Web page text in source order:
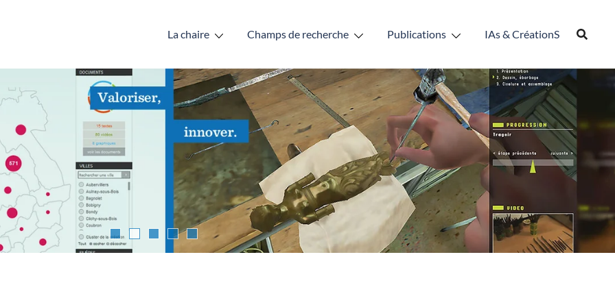
La chaire Champs de recherche Publications IAs & CréationS